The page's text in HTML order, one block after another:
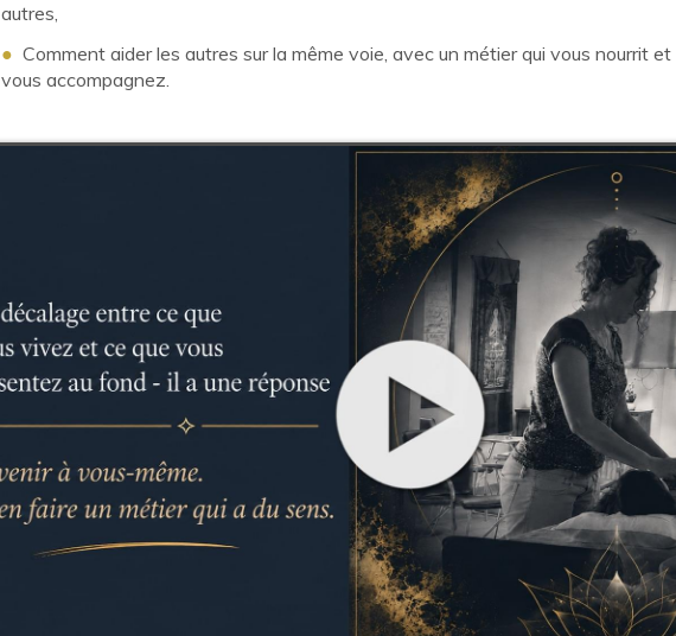
autres,
● Comment aider les autres sur la même voie, avec un métier qui vous nourrit
vous accompagnez.